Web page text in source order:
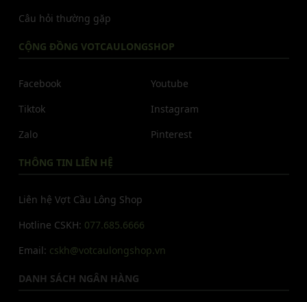
Câu hỏi thường gặp
CỘNG ĐỒNG VOTCAULONGSHOP
Facebook
Tiktok
Zalo
Youtube
Instagram
Pinterest
THÔNG TIN LIÊN HỆ
Liên hệ Vợt Cầu Lông Shop
Hotline CSKH: 077.685.6666
Email: cskh@votcaulongshop.vn
DANH SÁCH NGÂN HÀNG